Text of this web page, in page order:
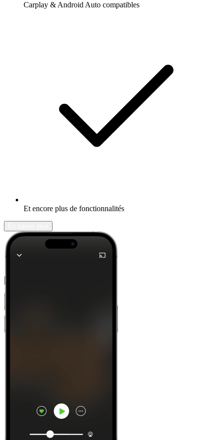
Carplay & Android Auto compatibles
Et encore plus de fonctionnalités